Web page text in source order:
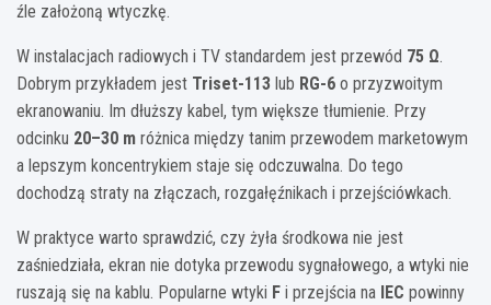
źle założoną wtyczkę.
W instalacjach radiowych i TV standardem jest przewód 75 Ω.
Dobrym przykładem jest Triset-113 lub RG-6 o przyzwoitym
ekranowaniu. Im dłuższy kabel, tym większe tłumienie. Przy
odcinku 20–30 m różnica między tanim przewodem marketowym
a lepszym koncentrykiem staje się odczuwalna. Do tego
dochodzą straty na złączach, rozgałęźnikach i przejściówkach.
W praktyce warto sprawdzić, czy żyła środkowa nie jest
zaśniedziała, ekran nie dotyka przewodu sygnałowego, a wtyki nie
ruszają się na kablu. Popularne wtyki F i przejścia na IEC powinny